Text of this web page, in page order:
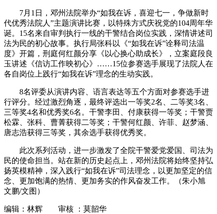
7月1日，邓州法院举办“如我在诉，喜迎七一，争做新时
代优秀法院人”主题演讲比赛，以特殊方式庆祝党的104周年华
诞。15名来自审判执行一线的干警结合岗位实践，深情讲述司
法为民的初心故事。执行局张科以《“如我在诉”诠释司法温
度》开篇，刑庭何红颜分享《以心换心助成长》，立案庭段良
玉讲述《信访工作映初心》……15位参赛选手展现了法院人在
各自岗位上践行“如我在诉”理念的生动实践。
8名评委从演讲内容、语言表达等五个方面对参赛选手进
行评分。经过激烈角逐，最终评选出一等奖2名、二等奖3名、
三等奖4名和优秀奖6名。干警李田、付康获得一等奖；干警贾
松霖、张科、曹菁获得二等奖；干警何红颜、许菲、赵梦涵、
唐志浩获得三等奖，其余选手获得优秀奖。
此次系列活动，进一步激发了全院干警爱党爱国、司法为
民的使命担当。站在新的历史起点上，邓州法院将始终坚持弘
扬英模精神，深入践行“如我在诉”司法理念，以更加坚定的信
念、更加饱满的热情、更加务实的作风奋发工作。（朱小旭
文鹏/文图）
编辑：林辉 审核 ：莫韶华